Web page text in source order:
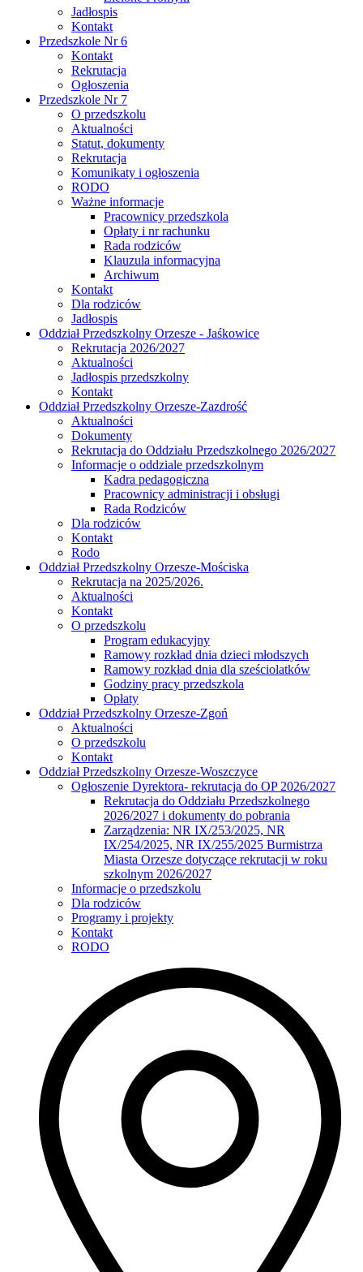
Jadłospis
Kontakt
Przedszkole Nr 6
Kontakt
Rekrutacja
Ogłoszenia
Przedszkole Nr 7
O przedszkolu
Aktualności
Statut, dokumenty
Rekrutacja
Komunikaty i ogłoszenia
RODO
Ważne informacje
Pracownicy przedszkola
Opłaty i nr rachunku
Rada rodziców
Klauzula informacyjna
Archiwum
Kontakt
Dla rodziców
Jadłospis
Oddział Przedszkolny Orzesze - Jaśkowice
Rekrutacja 2026/2027
Aktualności
Jadłospis przedszkolny
Kontakt
Oddział Przedszkolny Orzesze-Zazdrość
Aktualności
Dokumenty
Rekrutacja do Oddziału Przedszkolnego 2026/2027
Informacje o oddziale przedszkolnym
Kadra pedagogiczna
Pracownicy administracji i obsługi
Rada Rodziców
Dla rodziców
Kontakt
Rodo
Oddział Przedszkolny Orzesze-Mościska
Rekrutacja na 2025/2026.
Aktualności
Kontakt
O przedszkolu
Program edukacyjny
Ramowy rozkład dnia dzieci młodszych
Ramowy rozkład dnia dla sześciolatków
Godziny pracy przedszkola
Opłaty
Oddział Przedszkolny Orzesze-Zgoń
Aktualności
O przedszkolu
Kontakt
Oddział Przedszkolny Orzesze-Woszczyce
Ogłoszenie Dyrektora- rekrutacja do OP 2026/2027
Rekrutacja do Oddziału Przedszkolnego
2026/2027 i dokumenty do pobrania
Zarządzenia: NR IX/253/2025, NR
IX/254/2025, NR IX/255/2025 Burmistrza
Miasta Orzesze dotyczące rekrutacji w roku
szkolnym 2026/2027
Informacje o przedszkolu
Dla rodziców
Programy i projekty
Kontakt
RODO